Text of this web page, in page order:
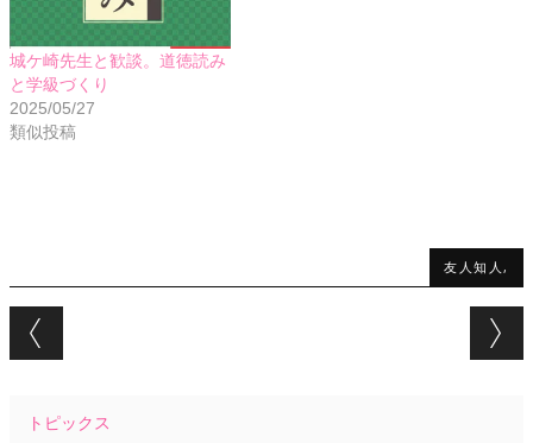
城ケ崎先生と歓談。道徳読み
と学級づくり
2025/05/27
類似投稿
友人知人,
Post navigation
トピックス